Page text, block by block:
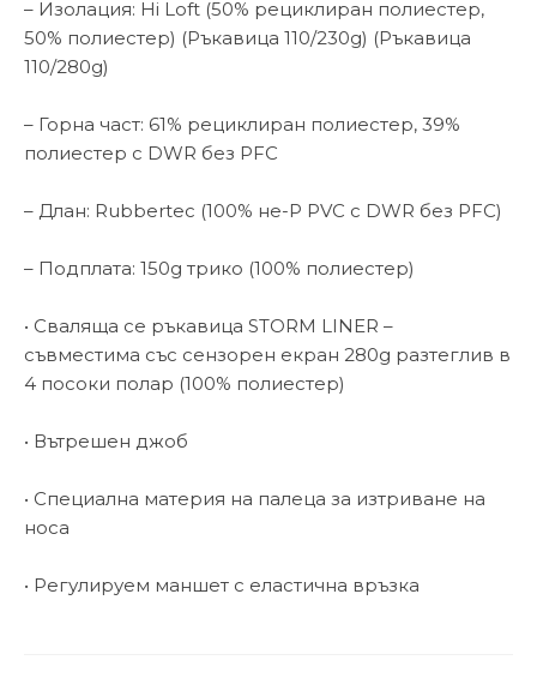
– Изолация: Hi Loft (50% рециклиран полиестер,
50% полиестер) (Ръкавица 110/230g) (Ръкавица
110/280g)
– Горна част: 61% рециклиран полиестер, 39%
полиестер с DWR без PFC
– Длан: Rubbertec (100% не-P PVC с DWR без PFC)
– Подплата: 150g трико (100% полиестер)
• Сваляща се ръкавица STORM LINER –
съвместима със сензорен екран 280g разтеглив в
4 посоки полар (100% полиестер)
• Вътрешен джоб
• Специална материя на палеца за изтриване на
носа
• Регулируем маншет с еластична връзка